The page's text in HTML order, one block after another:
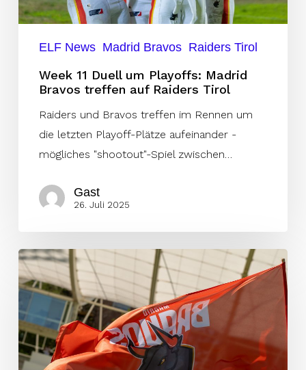
auf
ELF News Madrid Bravos Raiders Tirol
Week 11 Duell um Playoffs: Madrid
Bravos treffen auf Raiders Tirol
Raiders und Bravos treffen im Rennen um
die letzten Playoff-Plätze aufeinander -
mögliches "shootout"-Spiel zwischen…
Gast
26. Juli 2025
Madrid
Bravos
mischen
mit
Rookie-
Duo